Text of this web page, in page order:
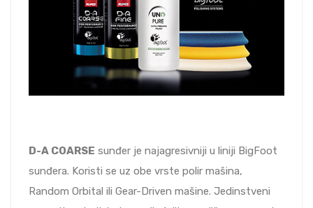
D-A COARSE sunđer je najagresivniji u liniji BigFoot
sunđera. Koristi se uz obe vrste polir mašina,
Random Orbital ili Gear-Driven mašine. Jedinstveni